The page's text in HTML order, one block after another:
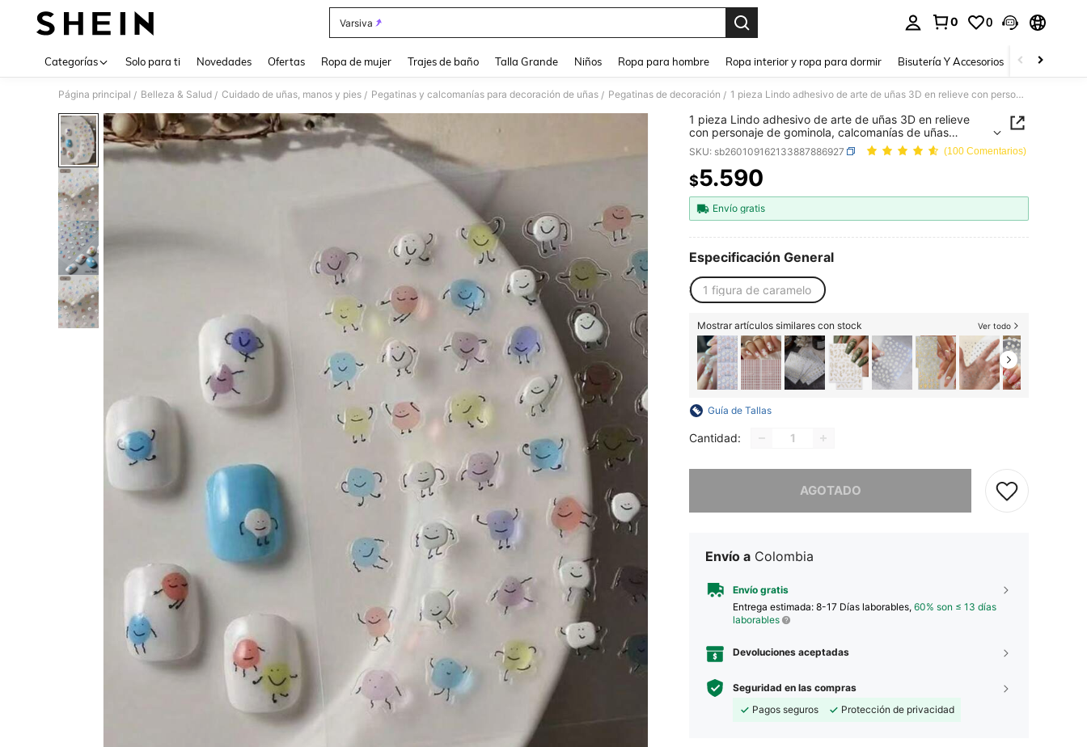
Varsiva
0 0
Categorías Solo para ti Novedades Ofertas Ropa de mujer Trajes de baño Talla Grande Niños Ropa para hombre Ropa interior y ropa para dormir Bisutería Y Accesorios Zapatos
Página principal / Belleza & Salud / Cuidado de uñas, manos y pies / Pegatinas y calcomanías para decoración de uñas / Pegatinas de decoración / 1 pieza Lindo adhesivo de arte de uñas 3D en relieve con personaje de gominola, calcomanías de uñas impermeables, partes y componentes de uñas
1 pieza Lindo adhesivo de arte de uñas 3D en relieve
con personaje de gominola, calcomanías de uñas
impermeables, partes y componentes de uñas
SKU: sb260109162133887886927 (100 Comentarios)
PRICE AND AVAILABILITY
$5.590
Envío gratis
Especificación General
1 figura de caramelo
Mostrar artículos similares con stock Ver todo
Guía de Tallas
Cantidad:
AGOTADO
Lo sentimos, este producto está agotado.
Envío a Colombia
Envío gratis
Entrega estimada: 8-17 Días laborables, 60% son ≤ 13 días
laborables
Devoluciones aceptadas
Seguridad en las compras
Pagos seguros
Protección de privacidad